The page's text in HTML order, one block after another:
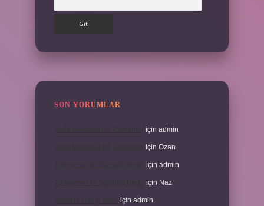
SON YORUMLAR
için admin
için Ozan
için admin
için Naz
için admin